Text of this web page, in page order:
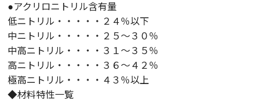
●アクリロニトリル含有量
低ニトリル・・・・・２４％以下
中ニトリル・・・・・２５～３０％
中高ニトリル・・・・３１～３５％
高ニトリル・・・・・３６～４２％
極高ニトリル・・・・４３％以上
◆材料特性一覧